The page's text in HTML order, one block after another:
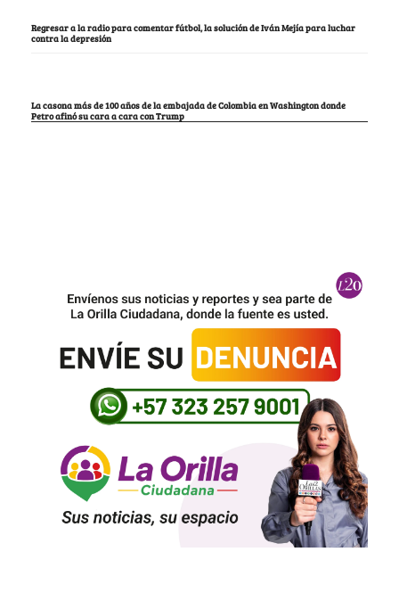
Regresar a la radio para comentar fútbol, la solución de Iván Mejía para luchar
contra la depresión
La casona más de 100 años de la embajada de Colombia en Washington donde
Petro afinó su cara a cara con Trump